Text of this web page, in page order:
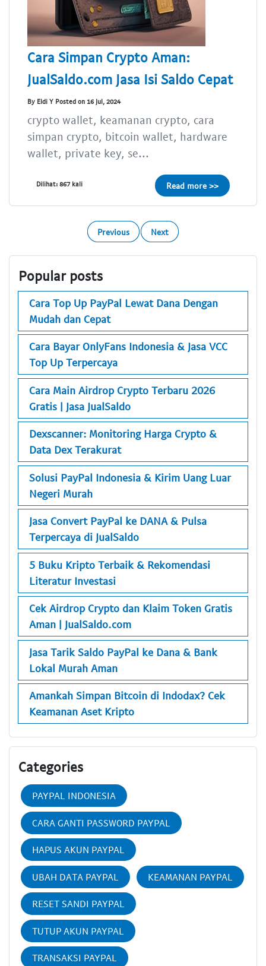
Cara Simpan Crypto Aman:
JualSaldo.com Jasa Isi Saldo Cepat
By Eldi Y Posted on 16 Jul, 2024
crypto wallet, keamanan crypto, cara
simpan crypto, bitcoin wallet, hardware
wallet, private key, se...
Dilihat: 867 kali Read more >>
Previous Next
Popular posts
Cara Top Up PayPal Lewat Dana Dengan
Mudah dan Cepat
Cara Bayar OnlyFans Indonesia & Jasa VCC
Top Up Terpercaya
Cara Main Airdrop Crypto Terbaru 2026
Gratis | Jasa JualSaldo
Dexscanner: Monitoring Harga Crypto &
Data Dex Terakurat
Solusi PayPal Indonesia & Kirim Uang Luar
Negeri Murah
Jasa Convert PayPal ke DANA & Pulsa
Terpercaya di JualSaldo
5 Buku Kripto Terbaik & Rekomendasi
Literatur Investasi
Cek Airdrop Crypto dan Klaim Token Gratis
Aman | JualSaldo.com
Jasa Tarik Saldo PayPal ke Dana & Bank
Lokal Murah Aman
Amankah Simpan Bitcoin di Indodax? Cek
Keamanan Aset Kripto
Categories
PAYPAL INDONESIA
CARA GANTI PASSWORD PAYPAL
HAPUS AKUN PAYPAL
UBAH DATA PAYPAL KEAMANAN PAYPAL
RESET SANDI PAYPAL
TUTUP AKUN PAYPAL
TRANSAKSI PAYPAL